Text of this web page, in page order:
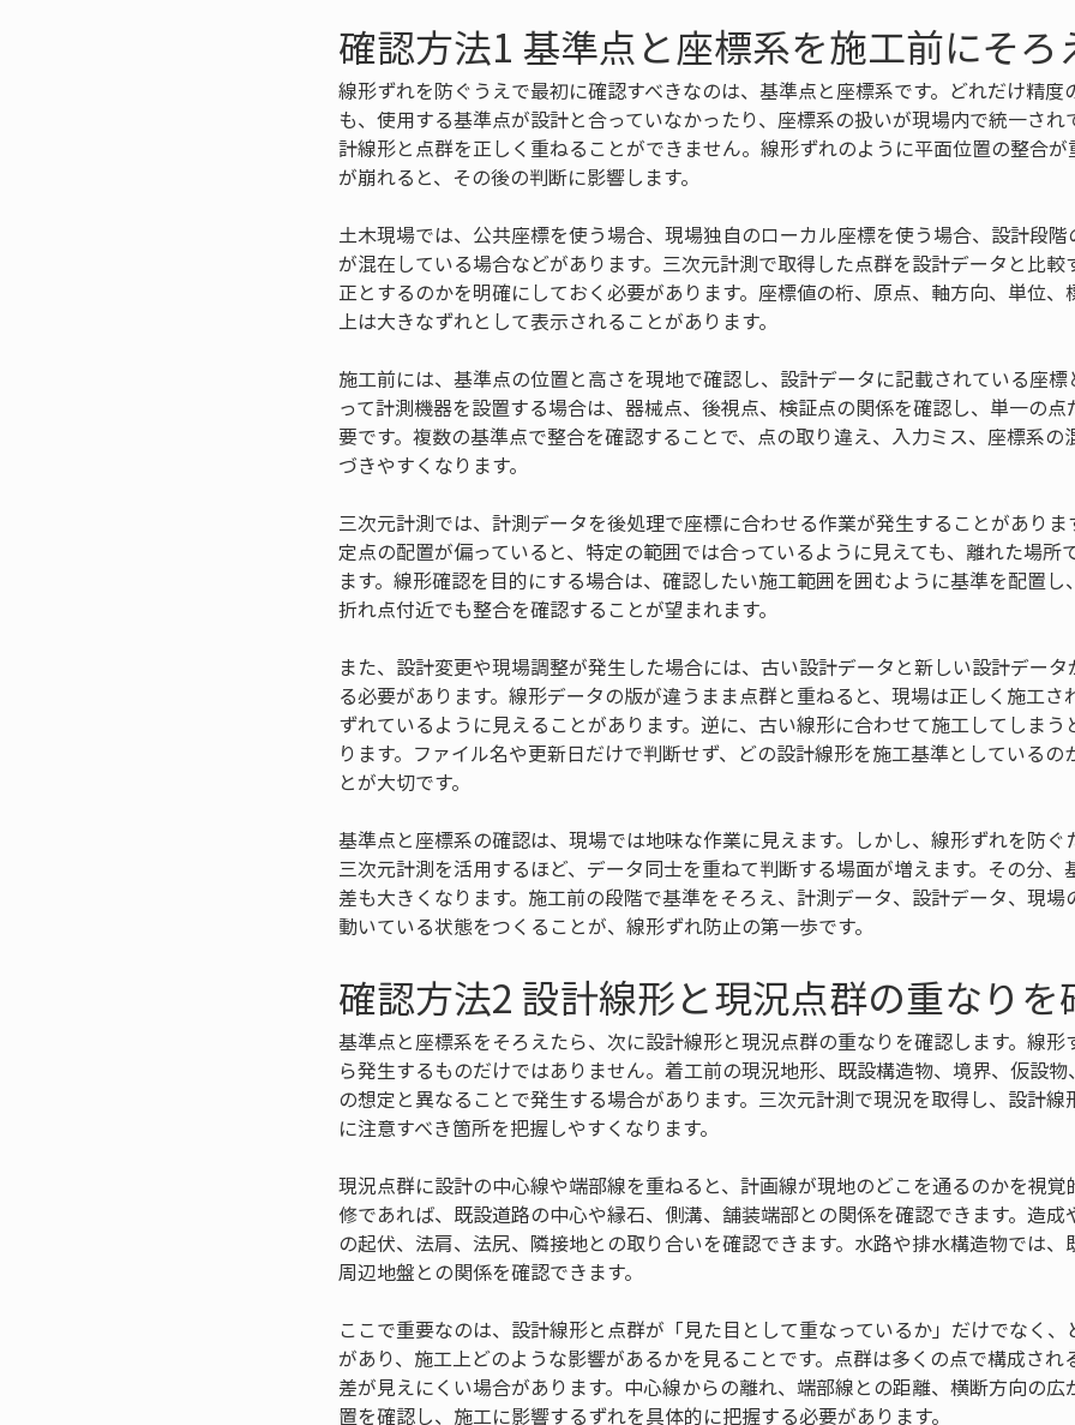
確認方法1 基準点と座標系を施工前にそろ
線形ずれを防ぐうえで最初に確認すべきなのは、基準点と座標系です。どれだけ精度
も、使用する基準点が設計と合っていなかったり、座標系の扱いが現場内で統一さ
計線形と点群を正しく重ねることができません。線形ずれのように平面位置の整合
が崩れると、その後の判断に影響します。
土木現場では、公共座標を使う場合、現場独自のローカル座標を使う場合、設計段
が混在している場合などがあります。三次元計測で取得した点群を設計データと比
正とするのかを明確にしておく必要があります。座標値の桁、原点、軸方向、単位
上は大きなずれとして表示されることがあります。
施工前には、基準点の位置と高さを現地で確認し、設計データに記載されている座
って計測機器を設置する場合は、器械点、後視点、検証点の関係を確認し、単一の
要です。複数の基準点で整合を確認することで、点の取り違え、入力ミス、座標系
づきやすくなります。
三次元計測では、計測データを後処理で座標に合わせる作業が発生することがあり
定点の配置が偏っていると、特定の範囲では合っているように見えても、離れた場所
ます。線形確認を目的にする場合は、確認したい施工範囲を囲むように基準を配置
折れ点付近でも整合を確認することが望まれます。
また、設計変更や現場調整が発生した場合には、古い設計データと新しい設計デー
る必要があります。線形データの版が違うまま点群と重ねると、現場は正しく施工
ずれているように見えることがあります。逆に、古い線形に合わせて施工してしま
ります。ファイル名や更新日だけで判断せず、どの設計線形を施工基準としている
とが大切です。
基準点と座標系の確認は、現場では地味な作業に見えます。しかし、線形ずれを防ぐ
三次元計測を活用するほど、データ同士を重ねて判断する場面が増えます。その分
差も大きくなります。施工前の段階で基準をそろえ、計測データ、設計データ、現
動いている状態をつくることが、線形ずれ防止の第一歩です。
確認方法2 設計線形と現況点群の重なりを
基準点と座標系をそろえたら、次に設計線形と現況点群の重なりを確認します。線形
ら発生するものだけではありません。着工前の現況地形、既設構造物、境界、仮設
の想定と異なることで発生する場合があります。三次元計測で現況を取得し、設計
に注意すべき箇所を把握しやすくなります。
現況点群に設計の中心線や端部線を重ねると、計画線が現地のどこを通るのかを視
修であれば、既設道路の中心や縁石、側溝、舗装端部との関係を確認できます。造
の起伏、法肩、法尻、隣接地との取り合いを確認できます。水路や排水構造物では
周辺地盤との関係を確認できます。
ここで重要なのは、設計線形と点群が「見た目として重なっているか」だけでなく
があり、施工上どのような影響があるかを見ることです。点群は多くの点で構成さ
差が見えにくい場合があります。中心線からの離れ、端部線との距離、横断方向の
置を確認し、施工に影響するずれを具体的に把握する必要があります。